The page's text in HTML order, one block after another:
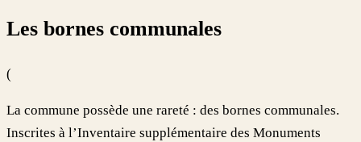
Les bornes communales
(
La commune possède une rareté : des bornes communales.
Inscrites à l’Inventaire supplémentaire des Monuments